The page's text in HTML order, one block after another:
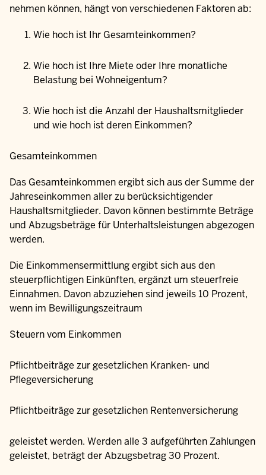
nehmen können, hängt von verschiedenen Faktoren ab:
Wie hoch ist Ihr Gesamteinkommen?
Wie hoch ist Ihre Miete oder Ihre monatliche
Belastung bei Wohneigentum?
Wie hoch ist die Anzahl der Haushaltsmitglieder
und wie hoch ist deren Einkommen?
Gesamteinkommen
Das Gesamteinkommen ergibt sich aus der Summe der
Jahreseinkommen aller zu berücksichtigender
Haushaltsmitglieder. Davon können bestimmte Beträge
und Abzugsbeträge für Unterhaltsleistungen abgezogen
werden.
Die Einkommensermittlung ergibt sich aus den
steuerpflichtigen Einkünften, ergänzt um steuerfreie
Einnahmen. Davon abzuziehen sind jeweils 10 Prozent,
wenn im Bewilligungszeitraum
Steuern vom Einkommen
Pflichtbeiträge zur gesetzlichen Kranken- und
Pflegeversicherung
Pflichtbeiträge zur gesetzlichen Rentenversicherung
geleistet werden. Werden alle 3 aufgeführten Zahlungen
geleistet, beträgt der Abzugsbetrag 30 Prozent.